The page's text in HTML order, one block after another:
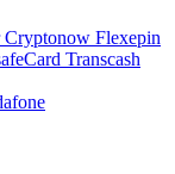
Cryptonow Flexepin
Transcash